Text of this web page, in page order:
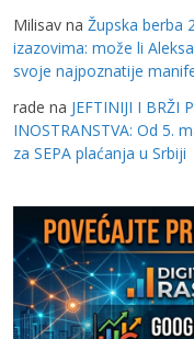
Milisav na Župska berba
izazovima: može li
svoje najpoznatije
rade na JEFTINIJI I BRŽI
INOSTRANSTVA: Od 5.
za SEPA plaćanja u Srbiji